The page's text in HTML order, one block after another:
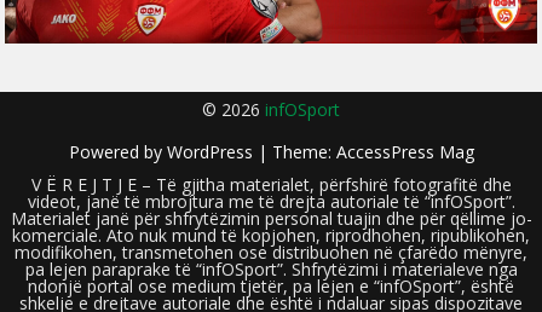
© 2026 infOSport
Powered by WordPress | Theme: AccessPress Mag
V Ë R E J T J E – Të gjitha materialet, përfshirë fotografitë dhe
videot, janë të mbrojtura me të drejta autoriale të “infOSport”.
Materialet janë për shfrytëzimin personal tuajin dhe për qëllime jo-
komerciale. Ato nuk mund të kopjohen, riprodhohen, ripublikohen,
modifikohen, transmetohen ose distribuohen në çfarëdo mënyre,
pa lejen paraprake të “infOSport”. Shfrytëzimi i materialeve nga
ndonjë portal ose medium tjetër, pa lejen e “infOSport”, është
shkelje e drejtave autoriale dhe është i ndaluar sipas dispozitave